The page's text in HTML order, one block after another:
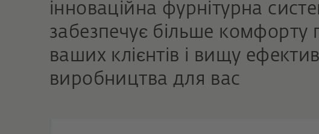
інноваційна фурнітурна
забезпечує більше комфорту
ваших клієнтів і вищу
виробництва для вас